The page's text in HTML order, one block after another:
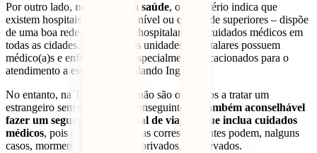
Por outro lado, no que toca à saúde, o Ministério indica que
existem hospitais públicos de nível ou qualidade superiores – dispõe
de uma boa rede de unidades hospitalares ou cuidados médicos em
todas as cidades. As principais unidades hospitalares possuem
médico(a)s e enfermeiro(a)s especialmente vocacionados para o
atendimento a estrangeiros, falando Inglês.
No entanto, na Tailândia eles não são obrigados a tratar um
estrangeiro sem seguro. Por conseguinte, “
também aconselhável
fazer um seguro internacional de viagem que inclua cuidados
médicos, pois os custos ou taxas correspondentes podem, nalguns
casos, mormente em hospitais privados, ser elevados.